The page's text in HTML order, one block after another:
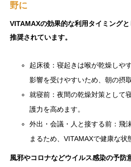
野に
VITAMAXの効果的な利用タイミング
推奨されています。
起床後：寝起きは喉が乾燥しや
影響を受けやすいため、朝の摂
就寝前：夜間の乾燥対策として
護力を高めます。
外出・会議・人と接する前：飛
まるため、VITAMAXで健康な状
風邪やコロナなどウイルス感染の予防